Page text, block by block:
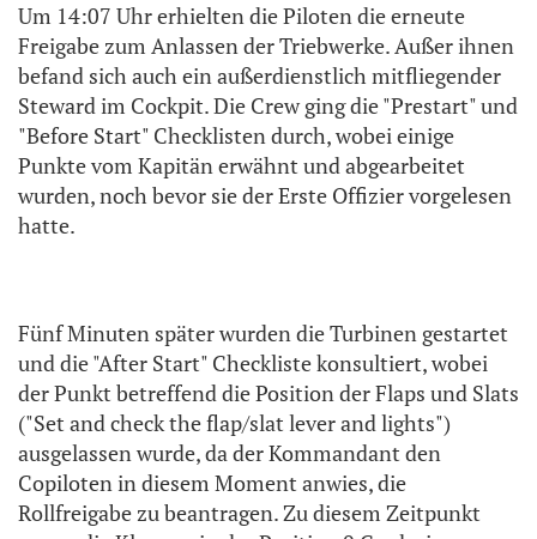
Um 14:07 Uhr erhielten die Piloten die erneute
Freigabe zum Anlassen der Triebwerke. Außer ihnen
befand sich auch ein außerdienstlich mitfliegender
Steward im Cockpit. Die Crew ging die "Prestart" und
"Before Start" Checklisten durch, wobei einige
Punkte vom Kapitän erwähnt und abgearbeitet
wurden, noch bevor sie der Erste Offizier vorgelesen
hatte.
Fünf Minuten später wurden die Turbinen gestartet
und die "After Start" Checkliste konsultiert, wobei
der Punkt betreffend die Position der Flaps und Slats
("Set and check the flap/slat lever and lights")
ausgelassen wurde, da der Kommandant den
Copiloten in diesem Moment anwies, die
Rollfreigabe zu beantragen. Zu diesem Zeitpunkt